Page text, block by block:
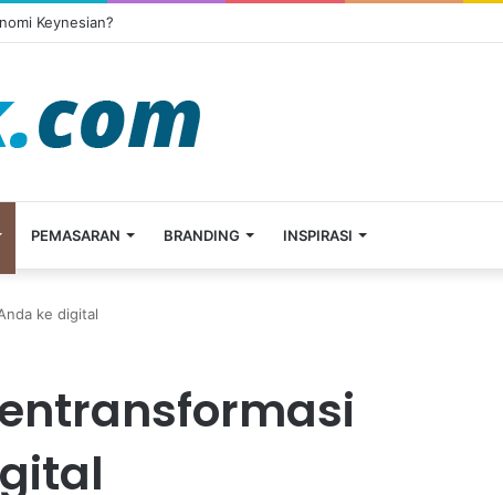
Keynesian?
PEMASARAN BRANDING INSPIRASI
ke digital